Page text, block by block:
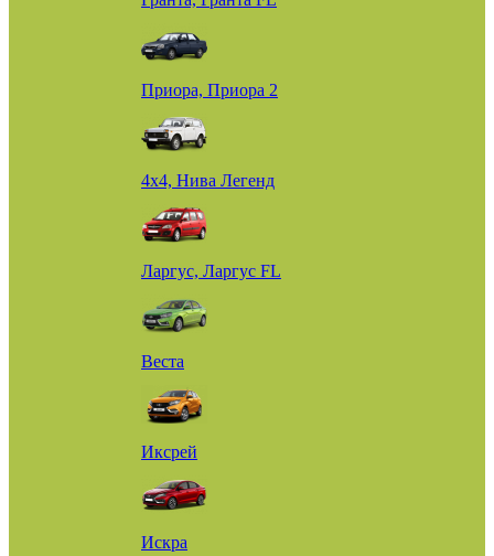
Приора, Приора 2
4х4, Нива Легенд
Ларгус, Ларгус FL
Веста
Иксрей
Искра